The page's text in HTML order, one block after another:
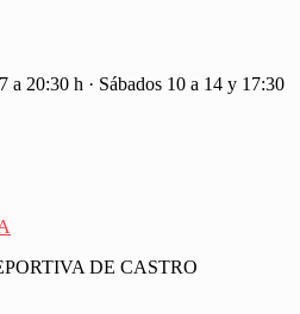
20:30 h · Sábados 10 a 14 y 17:30
DE CASTRO